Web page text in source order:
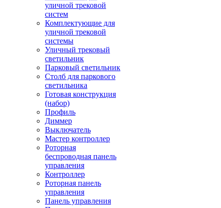
уличной трековой
систем
Комплектующие для
уличной трековой
системы
Уличный трековый
светильник
Парковый светильник
Столб для паркового
светильника
Готовая конструкция
(набор)
Профиль
Диммер
Выключатель
Мастер контроллер
Роторная
беспроводная панель
управления
Контроллер
Роторная панель
управления
Панель управления